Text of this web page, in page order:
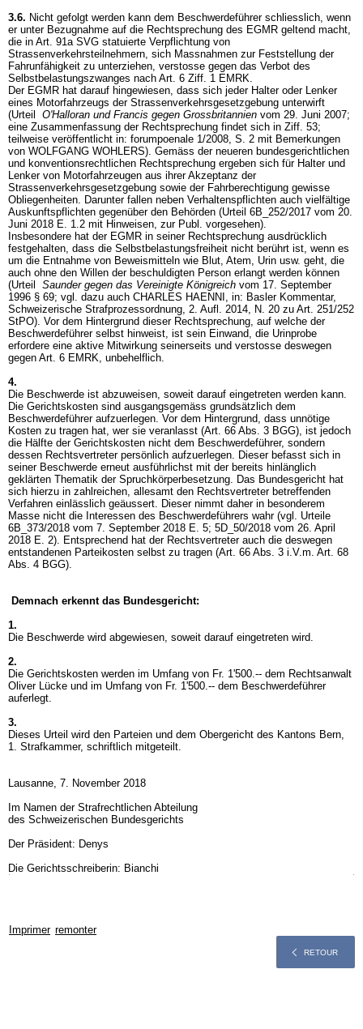
3.6. Nicht gefolgt werden kann dem Beschwerdeführer schliesslich, wenn
er unter Bezugnahme auf die Rechtsprechung des EGMR geltend macht,
die in Art. 91a SVG statuierte Verpflichtung von
Strassenverkehrsteilnehmern, sich Massnahmen zur Feststellung der
Fahrunfähigkeit zu unterziehen, verstosse gegen das Verbot des
Selbstbelastungszwanges nach Art. 6 Ziff. 1 EMRK.
Der EGMR hat darauf hingewiesen, dass sich jeder Halter oder Lenker
eines Motorfahrzeugs der Strassenverkehrsgesetzgebung unterwirft
(Urteil O'Halloran und Francis gegen Grossbritannien vom 29. Juni 2007;
eine Zusammenfassung der Rechtsprechung findet sich in Ziff. 53;
teilweise veröffentlicht in: forumpoenale 1/2008, S. 2 mit Bemerkungen
von WOLFGANG WOHLERS). Gemäss der neueren bundesgerichtlichen
und konventionsrechtlichen Rechtsprechung ergeben sich für Halter und
Lenker von Motorfahrzeugen aus ihrer Akzeptanz der
Strassenverkehrsgesetzgebung sowie der Fahrberechtigung gewisse
Obliegenheiten. Darunter fallen neben Verhaltenspflichten auch vielfältige
Auskunftspflichten gegenüber den Behörden (Urteil 6B_252/2017 vom 20.
Juni 2018 E. 1.2 mit Hinweisen, zur Publ. vorgesehen).
Insbesondere hat der EGMR in seiner Rechtsprechung ausdrücklich
festgehalten, dass die Selbstbelastungsfreiheit nicht berührt ist, wenn es
um die Entnahme von Beweismitteln wie Blut, Atem, Urin usw. geht, die
auch ohne den Willen der beschuldigten Person erlangt werden können
(Urteil Saunder gegen das Vereinigte Königreich vom 17. September
1996 § 69; vgl. dazu auch CHARLES HAENNI, in: Basler Kommentar,
Schweizerische Strafprozessordnung, 2. Aufl. 2014, N. 20 zu Art. 251/252
StPO). Vor dem Hintergrund dieser Rechtsprechung, auf welche der
Beschwerdeführer selbst hinweist, ist sein Einwand, die Urinprobe
erfordere eine aktive Mitwirkung seinerseits und verstosse deswegen
gegen Art. 6 EMRK, unbehelflich.
4.
Die Beschwerde ist abzuweisen, soweit darauf eingetreten werden kann.
Die Gerichtskosten sind ausgangsgemäss grundsätzlich dem
Beschwerdeführer aufzuerlegen. Vor dem Hintergrund, dass unnötige
Kosten zu tragen hat, wer sie veranlasst (Art. 66 Abs. 3 BGG), ist jedoch
die Hälfte der Gerichtskosten nicht dem Beschwerdeführer, sondern
dessen Rechtsvertreter persönlich aufzuerlegen. Dieser befasst sich in
seiner Beschwerde erneut ausführlichst mit der bereits hinlänglich
geklärten Thematik der Spruchkörperbesetzung. Das Bundesgericht hat
sich hierzu in zahlreichen, allesamt den Rechtsvertreter betreffenden
Verfahren einlässlich geäussert. Dieser nimmt daher in besonderem
Masse nicht die Interessen des Beschwerdeführers wahr (vgl. Urteile
6B_373/2018 vom 7. September 2018 E. 5; 5D_50/2018 vom 26. April
2018 E. 2). Entsprechend hat der Rechtsvertreter auch die deswegen
entstandenen Parteikosten selbst zu tragen (Art. 66 Abs. 3 i.V.m. Art. 68
Abs. 4 BGG).
Demnach erkennt das Bundesgericht:
1.
Die Beschwerde wird abgewiesen, soweit darauf eingetreten wird.
2.
Die Gerichtskosten werden im Umfang von Fr. 1'500.-- dem Rechtsanwalt
Oliver Lücke und im Umfang von Fr. 1'500.-- dem Beschwerdeführer
auferlegt.
3.
Dieses Urteil wird den Parteien und dem Obergericht des Kantons Bern,
1. Strafkammer, schriftlich mitgeteilt.
Lausanne, 7. November 2018
Im Namen der Strafrechtlichen Abteilung
des Schweizerischen Bundesgerichts
Der Präsident: Denys
Die Gerichtsschreiberin: Bianchi
Imprimer remonter
RETOUR